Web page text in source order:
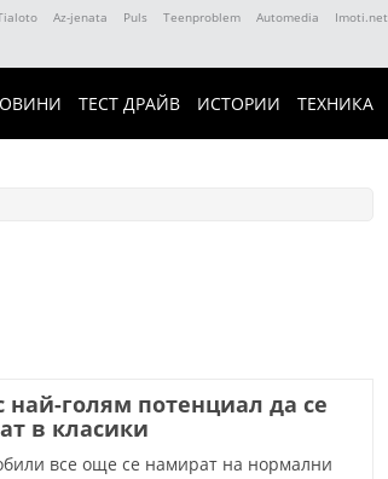
Az-jenata Puls Teenproblem Automedia Imoti.net
ТЕСТ ДРАЙВ ИСТОРИИ ТЕХНИКА
най-голям потенциал да се
в класики
все още се намират на нормални